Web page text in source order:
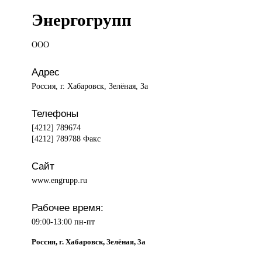
Энергогрупп
ООО
Адрес
Россия, г. Хабаровск, Зелёная, 3а
Телефоны
[4212] 789674
[4212] 789788 Факс
Сайт
www.engrupp.ru
Рабочее время:
09:00-13:00 пн-пт
Россия, г. Хабаровск, Зелёная, 3а